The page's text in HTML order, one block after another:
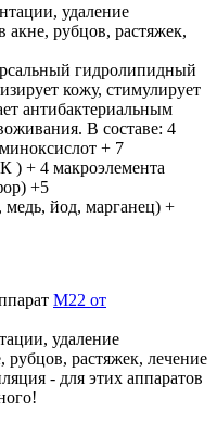
удаление
акне, рубцов, растяжек,
гидролипидный
кожу, стимулирует
антибактериальным
В составе: 4
+ 7
) + 4 макроэлемента
+5
медь, йод, марганец) +
M22 от
удаление
рубцов, растяжек, лечение
- для этих аппаратов